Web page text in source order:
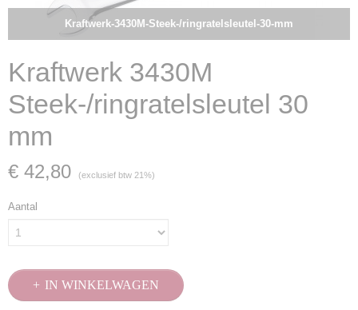
Kraftwerk-3430M-Steek-/ringratelsleutel-30-mm
Kraftwerk 3430M
Steek-/ringratelsleutel 30
mm
€ 42,80 (exclusief btw 21%)
Aantal
IN WINKELWAGEN